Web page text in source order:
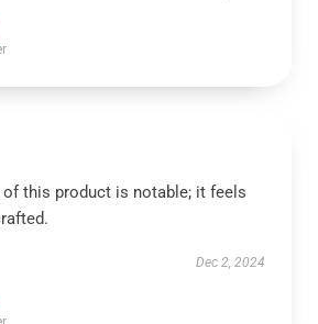
this product is notable; it feels
Dec 2, 2024